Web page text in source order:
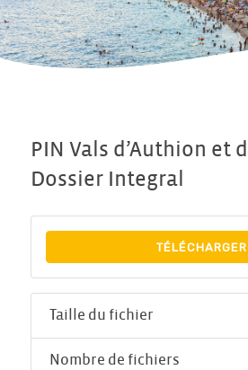
PIN Vals d’Authion et
Dossier Integral
TÉLÉCHARGER
Taille du fichier
Nombre de fichiers